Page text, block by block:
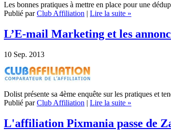
Les bonnes pratiques à mettre en place pour une
Publié parClub Affiliation | Lire la suite »
L’E-mail Marketing et les
10 Sep. 2013
Dolist présente sa 4ème enquête sur les pratiques et
Publié parClub Affiliation | Lire la suite »
L'affiliation Pixmania passe de